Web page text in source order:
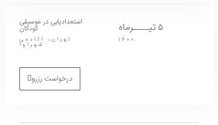
۵ تیــــرماه
۱۴۰۰
استعدادیابی در موسیقی
کودکان
تهران، آکادمی
شهرآوا
درخواست رزرو